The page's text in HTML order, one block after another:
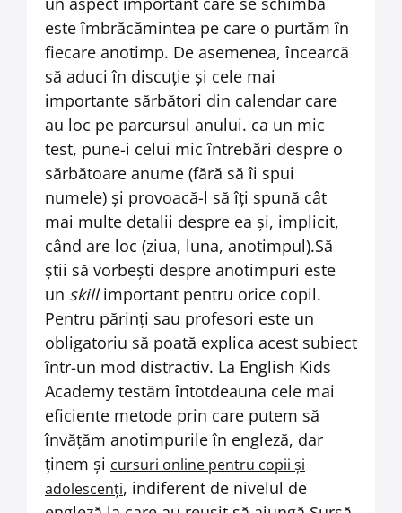
este îmbrăcămintea pe care o purtăm în
fiecare anotimp. De asemenea, încearcă
să aduci în discuție și cele mai
importante sărbători din calendar care
au loc pe parcursul anului. ca un mic
test, pune-i celui mic întrebări despre o
sărbătoare anume (fără să îi spui
numele) și provoacă-l să îți spună cât
mai multe detalii despre ea și, implicit,
când are loc (ziua, luna, anotimpul).Să
știi să vorbești despre anotimpuri este
un skillimportant pentru orice copil.
Pentru părinți sau profesori este un
obligatoriu să poată explica acest subiect
într-un mod distractiv. La English Kids
Academy testăm întotdeauna cele mai
eficiente metode prin care putem să
învățăm anotimpurile în engleză, dar
ținem și cursuri online pentru copii și
adolescenți, indiferent de nivelul de